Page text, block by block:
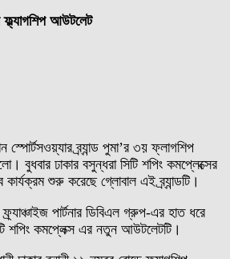
ফ্ল্যাগশিপ আউটলেট
স্পোর্টসওয়্যার ব্র্যান্ড পুমা’র ৩য় ফ্লাগশিপ
বুধবার ঢাকার বসুন্ধরা সিটি শপিং কমপ্লেক্সের
শুরু করেছে গ্লোবাল এই ব্র্যান্ডটি।
পার্টনার ডিবিএল গ্রুপ-এর হাত ধরে
শপিং কমপ্লেক্স এর নতুন আউটলেটটি।